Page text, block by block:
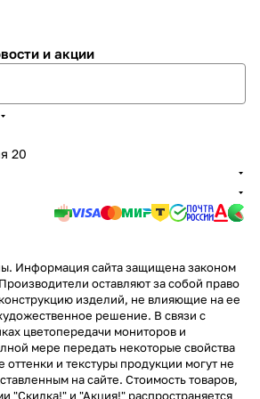
и акции
20
Информация сайта защищена законом
оставляют за собой право
изделий, не влияющие на ее
решение. В связи с
цветопередачи мониторов и
мере передать некоторые свойства
и текстуры продукции могут не
на сайте. Стоимость товаров,
"Скидка!" и "Акция!" распространяется